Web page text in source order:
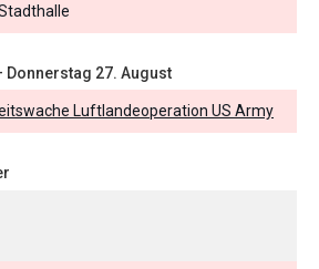
Donnerstag 27. August
Luftlandeoperation US Army